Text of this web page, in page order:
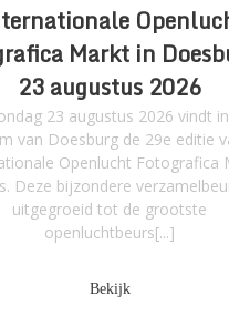
Markt in
23 augustus 2026
23 augustus 2026 vindt
van Doesburg de 29e editie
Openlucht Fotografica
Deze bijzondere
uitgegroeid tot de grootste
openluchtbeurs[...]
Bekijk